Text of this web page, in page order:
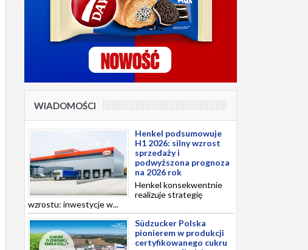
WIADOMOŚCI
Henkel podsumowuje
H1 2026: silny wzrost
sprzedaży i
podwyższona prognoza
na 2026 rok
Henkel konsekwentnie
realizuje strategię
wzrostu: inwestycje w...
Südzucker Polska
pionierem w produkcji
certyfikowanego cukru